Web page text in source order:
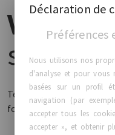
Vous
savoir
Téléchargez la brochure
fonctionnalités et
Déclaration de
Préférences
Nous utilisons nos
d'analyse et pour vous
basées sur un profil
navigation (par
accepter tous les
accepter », et obtenir